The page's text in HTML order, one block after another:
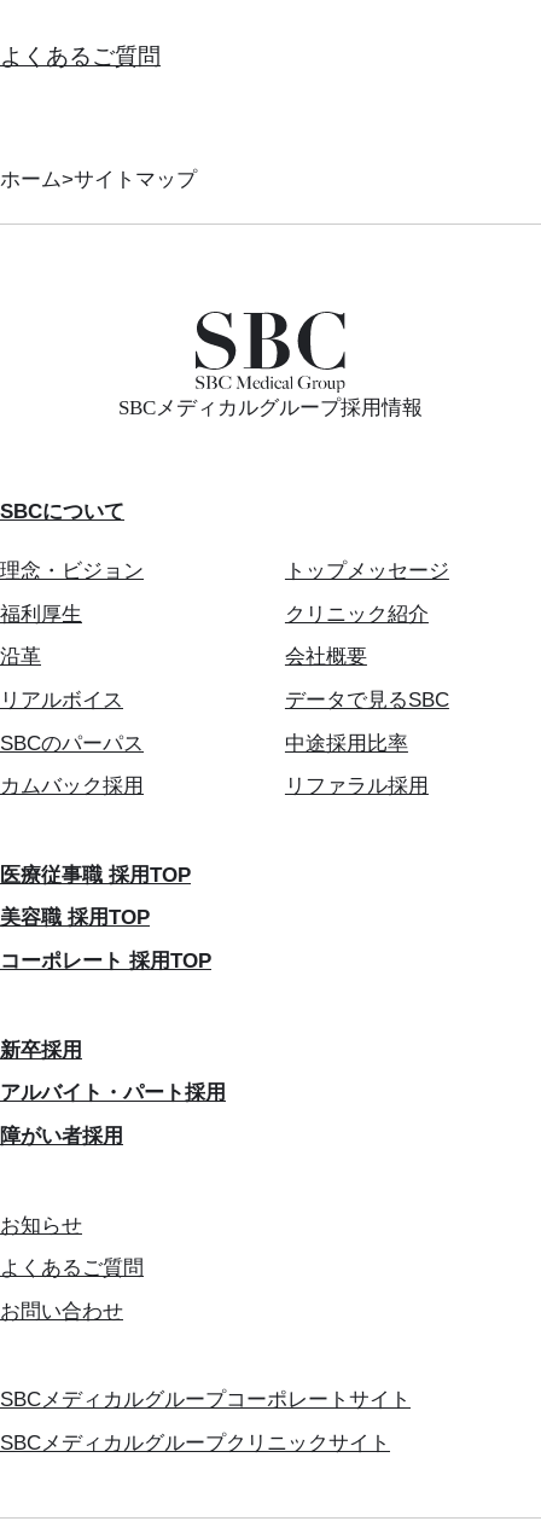
よくあるご質問
ホーム サイトマップ
SBCメディカルグループ採用情報
SBCについて
理念・ビジョン
トップメッセージ
福利厚生
クリニック紹介
沿革
会社概要
リアルボイス
データで見るSBC
SBCのパーパス
中途採用比率
カムバック採用
リファラル採用
医療従事職 採用TOP
美容職 採用TOP
コーポレート 採用TOP
新卒採用
アルバイト・パート採用
障がい者採用
お知らせ
よくあるご質問
お問い合わせ
SBCメディカルグループコーポレートサイト
SBCメディカルグループクリニックサイト